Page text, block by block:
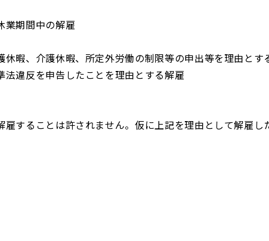
期間中の解雇
暇、介護休暇、所定外労働の制限等の申出等を理由とす
違反を申告したことを理由とする解雇
することは許されません。仮に上記を理由として解雇し